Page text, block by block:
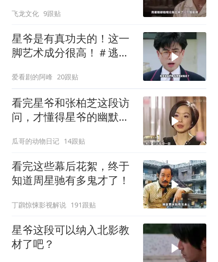
飞龙文化 9跟贴
星爷是有真功夫的！这一
脚艺术成分很高！＃逃学
爱看剧的阿峰 20跟贴
看完星爷和张柏芝这段访
问，才懂得星爷的幽默真
瓜哥的动物日记 14跟贴
看完这些幕后花絮，终于
知道周星驰有多鬼才了！
丁鸊惊悚影视解说 191跟贴
星爷这段可以纳入北影教
材了吧？